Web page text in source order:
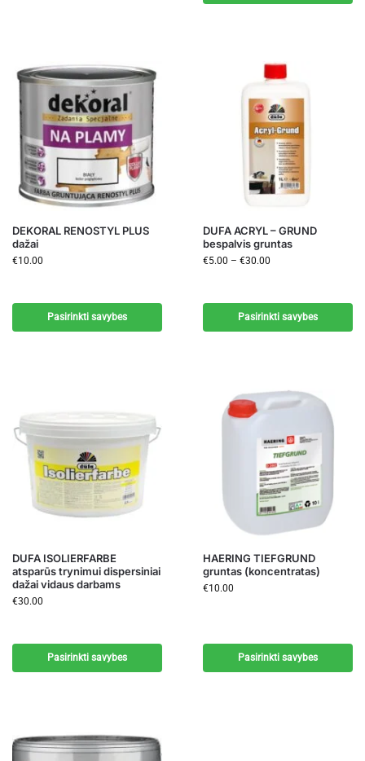
DEKORAL RENOSTYL PLUS
dažai
€10.00
Pasirinkti savybes
DUFA ACRYL – GRUND
bespalvis gruntas
€5.00 – €30.00
Pasirinkti savybes
DUFA ISOLIERFARBE
atsparūs trynimui dispersiniai
dažai vidaus darbams
€30.00
Pasirinkti savybes
HAERING TIEFGRUND
gruntas (koncentratas)
€10.00
Pasirinkti savybes